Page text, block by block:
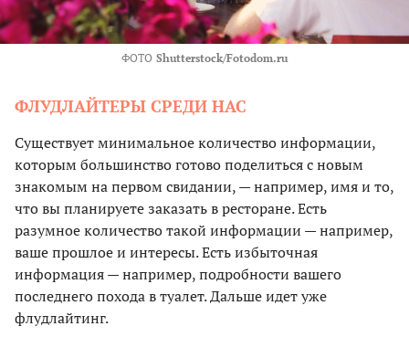
ФОТО Shutterstock/Fotodom.ru
ФЛУДЛАЙТЕРЫ СРЕДИ НАС
Существует минимальное количество информации,
которым большинство готово поделиться с новым
знакомым на первом свидании, — например, имя и то,
что вы планируете заказать в ресторане. Есть
разумное количество такой информации — например,
ваше прошлое и интересы. Есть избыточная
информация — например, подробности вашего
последнего похода в туалет. Дальше идет уже
флудлайтинг.